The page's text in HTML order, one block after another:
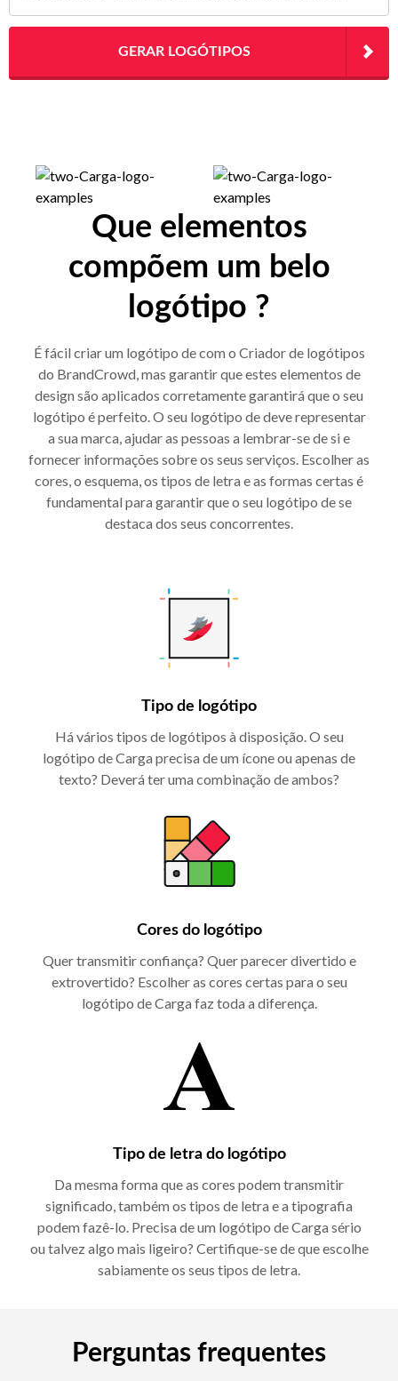
GERAR LOGÓTIPOS
Que elementos
compõem um belo
logótipo ?
É fácil criar um logótipo de com o Criador de logótipos
do BrandCrowd, mas garantir que estes elementos de
design são aplicados corretamente garantirá que o seu
logótipo é perfeito. O seu logótipo de deve representar
a sua marca, ajudar as pessoas a lembrar-se de si e
fornecer informações sobre os seus serviços. Escolher as
cores, o esquema, os tipos de letra e as formas certas é
fundamental para garantir que o seu logótipo de se
destaca dos seus concorrentes.
Tipo de logótipo
Há vários tipos de logótipos à disposição. O seu
logótipo de Carga precisa de um ícone ou apenas de
texto? Deverá ter uma combinação de ambos?
Cores do logótipo
Quer transmitir confiança? Quer parecer divertido e
extrovertido? Escolher as cores certas para o seu
logótipo de Carga faz toda a diferença.
Tipo de letra do logótipo
Da mesma forma que as cores podem transmitir
significado, também os tipos de letra e a tipografia
podem fazê-lo. Precisa de um logótipo de Carga sério
ou talvez algo mais ligeiro? Certifique-se de que escolhe
sabiamente os seus tipos de letra.
Perguntas frequentes